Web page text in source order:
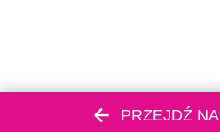
PRZEJDŹ NA